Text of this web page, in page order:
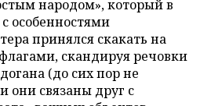
народом», который в
особенностями
принялся скакать на
скандируя речовки
(до сих пор не
они связаны друг с